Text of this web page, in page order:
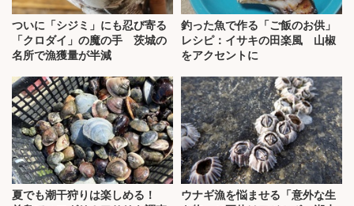
ついに「シジミ」にも忍び寄る
「クロダイ」の魔の手 茨城の
名所で漁獲量が半減
釣った魚で作る「ご飯のお供」
レシピ：イサキの田楽風 山椒
をアクセントに
夏でも潮干狩りは楽しめる！
ウナギ漁を悩ませる「意外な生